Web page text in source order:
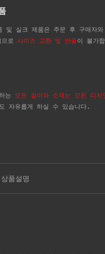
및 실크 제품은 주문 후 구매자
로 사이즈 교환 및 반품이 불가
는 모든 컬러와 소재는 모든 디자
자유롭게 하실 수 있습니다.
상품설명